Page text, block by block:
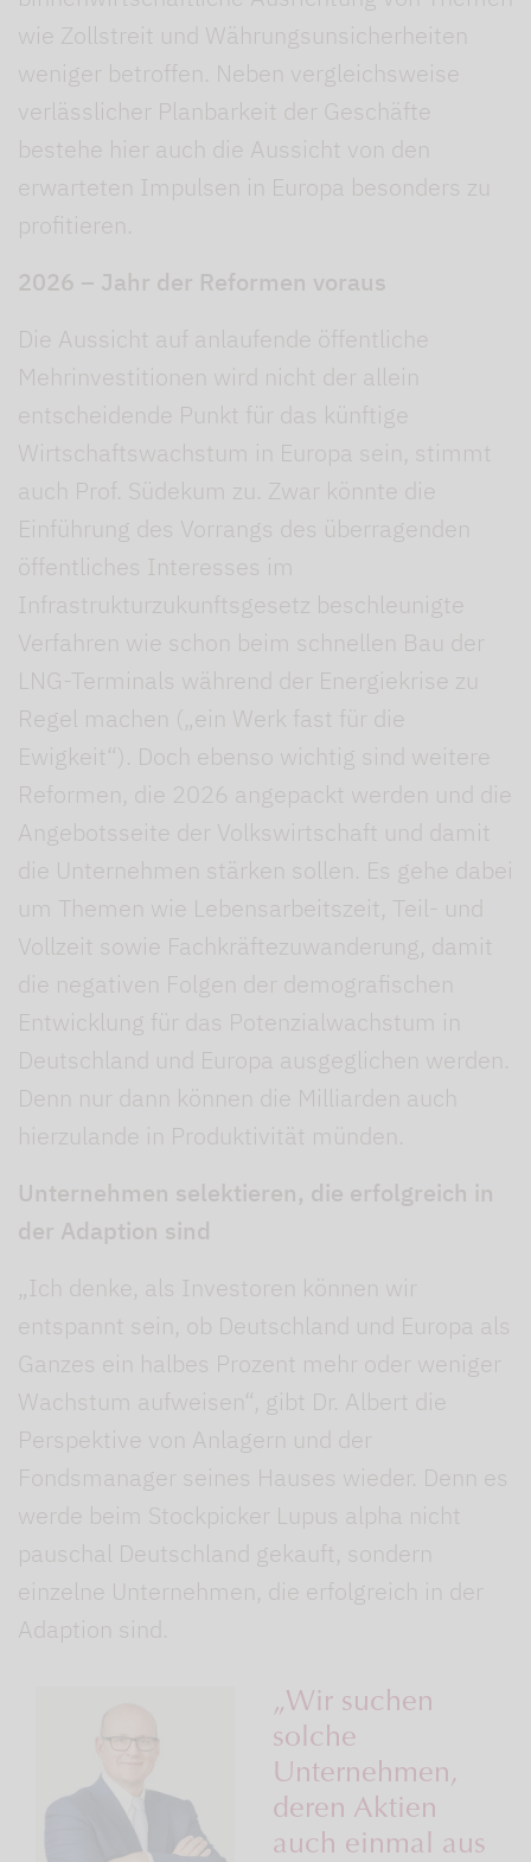
wie Zollstreit und Währungsunsicherheiten
weniger betroffen. Neben vergleichsweise
verlässlicher Planbarkeit der Geschäfte
bestehe hier auch die Aussicht von den
erwarteten Impulsen in Europa besonders zu
profitieren.
2026 – Jahr der Reformen voraus
Die Aussicht auf anlaufende öffentliche
Mehrinvestitionen wird nicht der allein
entscheidende Punkt für das künftige
Wirtschaftswachstum in Europa sein, stimmt
auch Prof. Südekum zu. Zwar könnte die
Einführung des Vorrangs des überragenden
öffentliches Interesses im
Infrastrukturzukunftsgesetz beschleunigte
Verfahren wie schon beim schnellen Bau der
LNG-Terminals während der Energiekrise zu
Regel machen („ein Werk fast für die
Ewigkeit“). Doch ebenso wichtig sind weitere
Reformen, die 2026 angepackt werden und die
Angebotsseite der Volkswirtschaft und damit
die Unternehmen stärken sollen. Es gehe dabei
um Themen wie Lebensarbeitszeit, Teil- und
Vollzeit sowie Fachkräftezuwanderung, damit
die negativen Folgen der demografischen
Entwicklung für das Potenzialwachstum in
Deutschland und Europa ausgeglichen werden.
Denn nur dann können die Milliarden auch
hierzulande in Produktivität münden.
Unternehmen selektieren, die erfolgreich in
der Adaption sind
„Ich denke, als Investoren können wir
entspannt sein, ob Deutschland und Europa als
Ganzes ein halbes Prozent mehr oder weniger
Wachstum aufweisen“, gibt Dr. Albert die
Perspektive von Anlagern und der
Fondsmanager seines Hauses wieder. Denn es
werde beim Stockpicker Lupus alpha nicht
pauschal Deutschland gekauft, sondern
einzelne Unternehmen, die erfolgreich in der
Adaption sind.
„Wir suchen
solche
Unternehmen,
deren Aktien
auch einmal aus